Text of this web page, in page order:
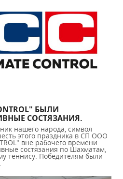
БЫЛИ
СОСТЯЗАНИЯ.
нашего народа, символ
этого праздника в СП ООО
вне рабочего времени
состязания по Шахматам,
теннису. Победителям были